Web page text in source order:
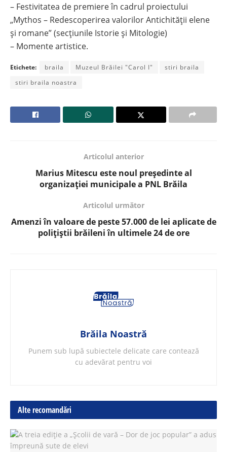
– Festivitatea de premiere în cadrul proiectului
„Mythos – Redescoperirea valorilor Antichității elene
și romane” (secțiunile Istorie și Mitologie)
– Momente artistice.
Etichete: braila Muzeul Brăilei "Carol I"
stiri braila
stiri braila noastra
Articolul anterior
Marius Mitescu este noul președinte al
organizației municipale a PNL Brăila
Articolul următor
Amenzi în valoare de peste 57.000 de lei aplicate de
polițiștii brăileni în ultimele 24 de ore
Brăila Noastră
Punem sub lupă subiectele delicate care contează
cu adevărat pentru voi
Alte recomandări